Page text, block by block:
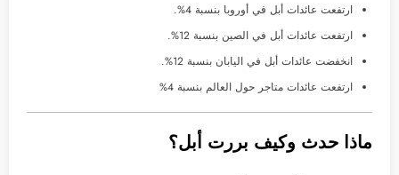
ارتفعت عائدات أبل في أوروبا بنسبة 4%.
ارتفعت عائدات أبل في الصين بنسبة 12%.
انخفضت عائدات أبل في اليابان بنسبة 12%.
ارتفعت عائدات متاجر حول العالم بنسبة 4%
ماذا حدث وكيف بررت أبل؟